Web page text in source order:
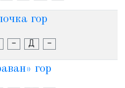
гор
- Д -
гор